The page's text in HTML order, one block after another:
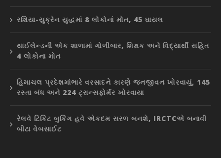
રશિયા-યુક્રેન યુદ્ધમાં 8 લોકોનાં મોત, 45 ઘાયલ
થાઈલેન્ડની એક શાળામાં ગોળીબાર, શિક્ષક અને વિદ્યાર્થી સહિત
4 લોકોના મોત
હિમાચલ પ્રદેશમાંભારે વરસાદને કારણે જનજીવન ખોરવાયું, 145
રસ્તા બંધ અને 224 ટ્રાન્સફોર્મર ખોરવાયા
રેલવે ટિકિટ બુકિંગ હવે એકદમ સરળ બનશે, IRCTCએ બનાવી
બીટા વેબસાઈટ